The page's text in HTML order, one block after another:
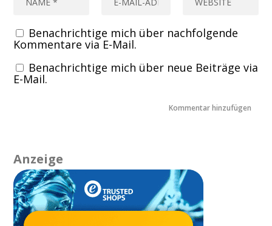
Benachrichtige mich über nachfolgende
Kommentare via E-Mail.
Benachrichtige mich über neue Beiträge via
E-Mail.
Anzeige